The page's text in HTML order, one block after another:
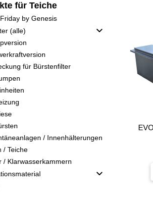
für Teiche
by Genesis
(alle)
für Bürstenfilter
/ Innenhälterungen
/ Teiche
/ Klarwasserkammern